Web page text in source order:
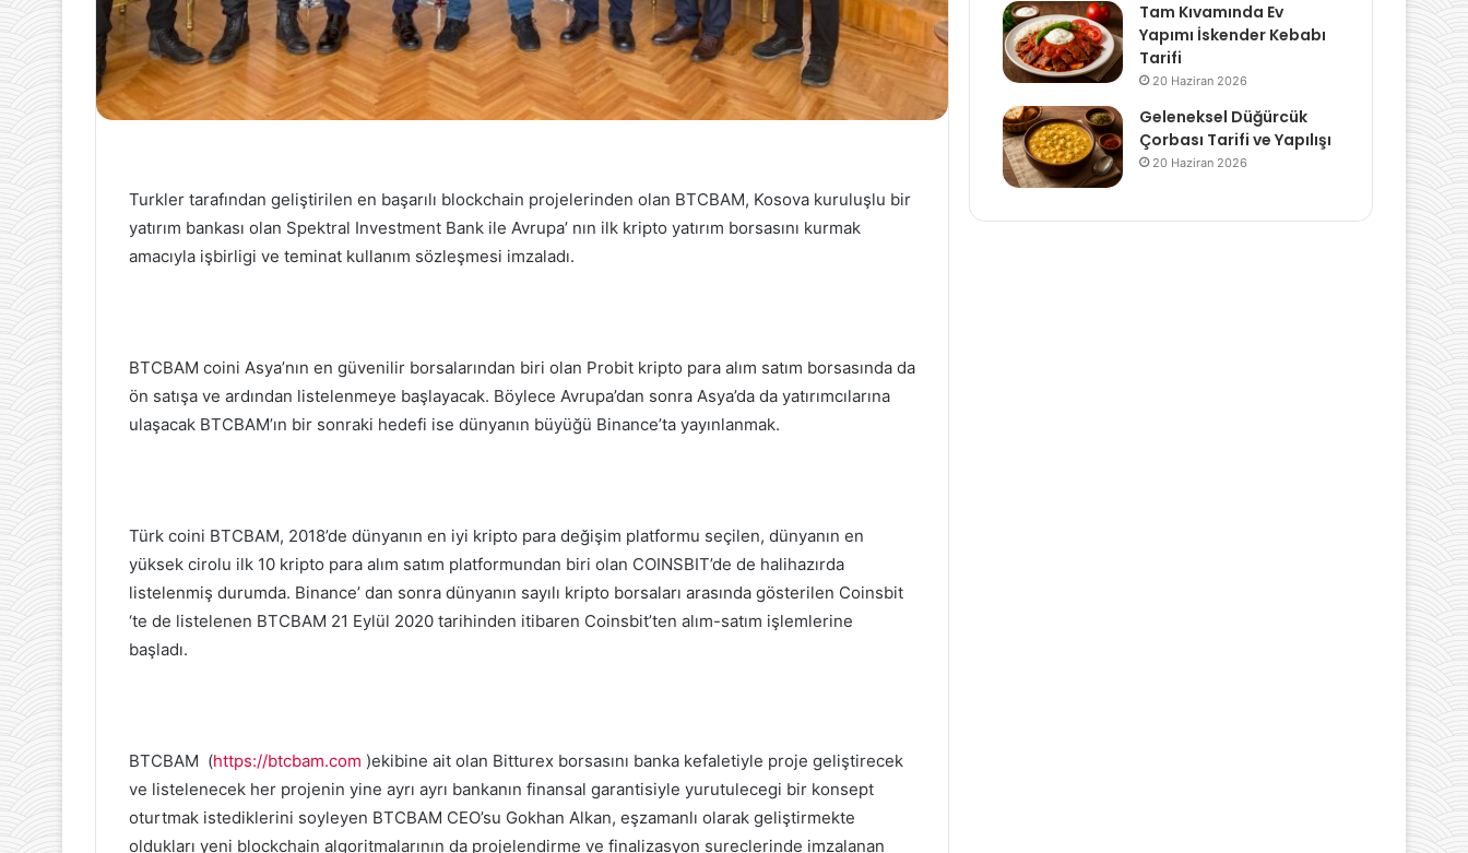
Turkler tarafından geliştirilen en başarılı blockchain projelerinden olan BTCBAM, Kosova kuruluşlu bir
yatırım bankası olan Spektral Investment Bank ile Avrupa’ nın ilk kripto yatırım borsasını kurmak
amacıyla işbirligi ve teminat kullanım sözleşmesi imzaladı.
BTCBAM coini Asya’nın en güvenilir borsalarından biri olan Probit kripto para alım satım borsasında da
ön satışa ve ardından listelenmeye başlayacak. Böylece Avrupa’dan sonra Asya’da da yatırımcılarına
ulaşacak BTCBAM’ın bir sonraki hedefi ise dünyanın büyüğü Binance’ta yayınlanmak.
Türk coini BTCBAM, 2018’de dünyanın en iyi kripto para değişim platformu seçilen, dünyanın en
yüksek cirolu ilk 10 kripto para alım satım platformundan biri olan COINSBIT’de de halihazırda
listelenmiş durumda. Binance’ dan sonra dünyanın sayılı kripto borsaları arasında gösterilen Coinsbit
‘te de listelenen BTCBAM 21 Eylül 2020 tarihinden itibaren Coinsbit’ten alım-satım işlemlerine
başladı.
BTCBAM (https://btcbam.com )ekibine ait olan Bitturex borsasını banka kefaletiyle proje geliştirecek
ve listelenecek her projenin yine ayrı ayrı bankanın finansal garantisiyle yurutulecegi bir konsept
oturtmak istediklerini soyleyen BTCBAM CEO’su Gokhan Alkan, eşzamanlı olarak geliştirmekte
oldukları yeni blockchain algoritmalarının da projelendirme ve finalizasyon sureclerinde imzalanan
Tam Kıvamında Ev
Yapımı İskender Kebabı
Tarifi
20 Haziran 2026
Geleneksel Düğürcük
Çorbası Tarifi ve Yapılışı
20 Haziran 2026